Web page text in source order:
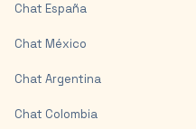
Chat España
Chat México
Chat Argentina
Chat Colombia